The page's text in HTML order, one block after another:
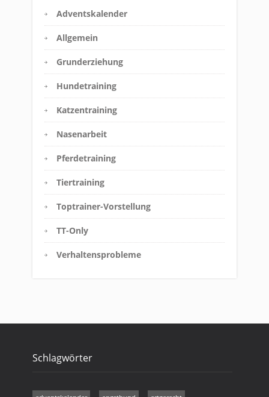
Adventskalender
Allgemein
Grunderziehung
Hundetraining
Katzentraining
Nasenarbeit
Pferdetraining
Tiertraining
Toptrainer-Vorstellung
TT-Only
Verhaltensprobleme
Schlagwörter